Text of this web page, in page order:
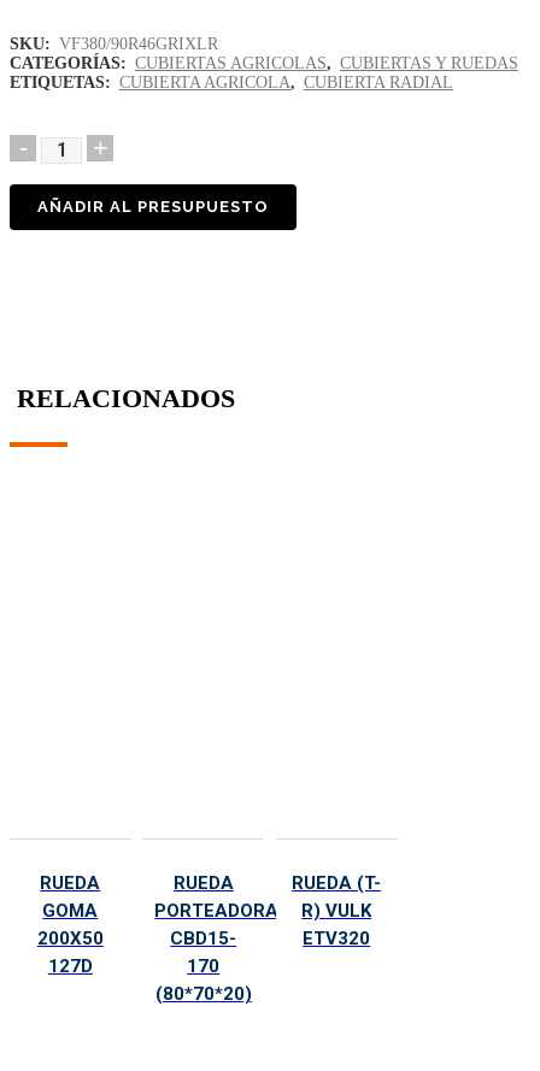
SKU: VF380/90R46GRIXLR
CATEGORÍAS: CUBIERTAS AGRICOLAS, CUBIERTAS Y RUEDAS
ETIQUETAS: CUBIERTA AGRICOLA, CUBIERTA RADIAL
AÑADIR AL PRESUPUESTO
RELACIONADOS
RUEDA
GOMA
200X50
127D
RUEDA
PORTEADORA
CBD15-
170
(80*70*20)
RUEDA (T-
R) VULK
ETV320